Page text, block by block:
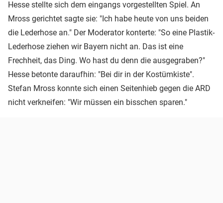
Hesse stellte sich dem eingangs vorgestellten Spiel. An
Mross gerichtet sagte sie: "Ich habe heute von uns beiden
die Lederhose an." Der Moderator konterte: "So eine Plastik-
Lederhose ziehen wir Bayern nicht an. Das ist eine
Frechheit, das Ding. Wo hast du denn die ausgegraben?"
Hesse betonte daraufhin: "Bei dir in der Kostümkiste".
Stefan Mross konnte sich einen Seitenhieb gegen die ARD
nicht verkneifen: "Wir müssen ein bisschen sparen."